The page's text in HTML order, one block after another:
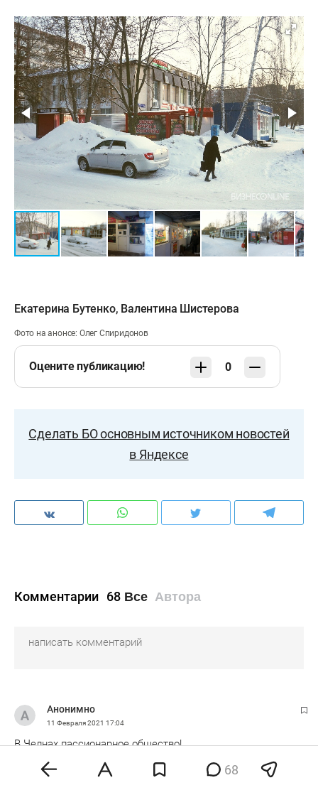
Екатерина Бутенко, Валентина Шистерова
Фото на анонсе: Олег Спиридонов
Оцените публикацию! 0
Сделать БО основным источником новостей
в Яндексе
Комментарии 68 Все Автора
Анонимно
11 Февраля 2021 17:04
В Челнах пассионарное общество!
эмодзи 68